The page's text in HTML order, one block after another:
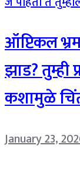
ऑप्टिकल
झाड? तुम्ही
कशामुळे
January 23,